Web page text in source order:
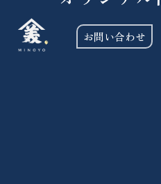
お問い合わせ